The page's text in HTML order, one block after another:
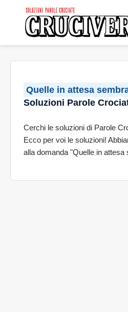
Quelle in attesa
Soluzioni Parole
Cerchi le soluzioni di Parole
Ecco per voi le soluzioni!
alla domanda "Quelle in attesa